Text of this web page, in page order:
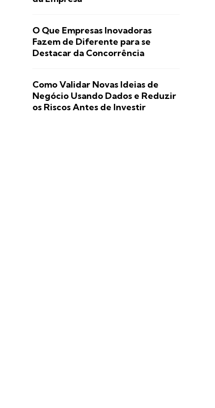
O Que Empresas Inovadoras
Fazem de Diferente para se
Destacar da Concorrência
Como Validar Novas Ideias de
Negócio Usando Dados e Reduzir
os Riscos Antes de Investir